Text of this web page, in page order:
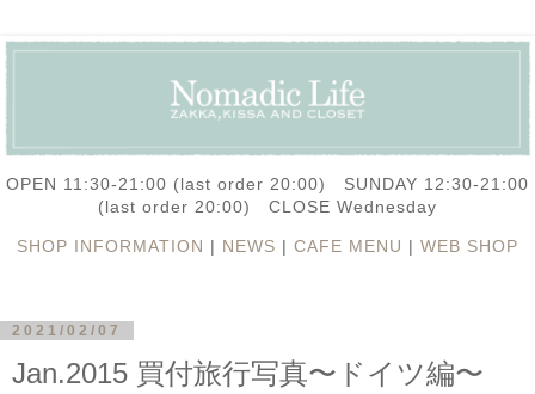
OPEN 11:30-21:00 (last order 20:00) SUNDAY 12:30-21:00
(last order 20:00) CLOSE Wednesday
SHOP INFORMATION | NEWS | CAFE MENU | WEB SHOP
2021/02/07
Jan.2015 買付旅行写真〜ドイツ編〜